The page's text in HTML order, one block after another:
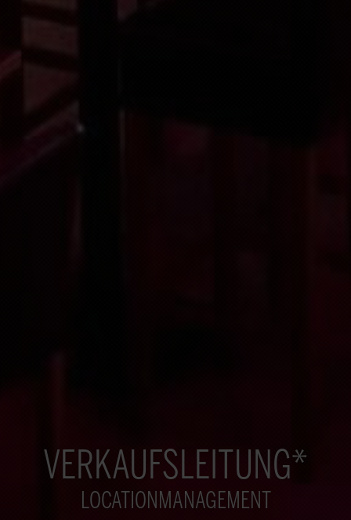
VERKAUFSLEITUNG*
LOCATIONMANAGEMENT